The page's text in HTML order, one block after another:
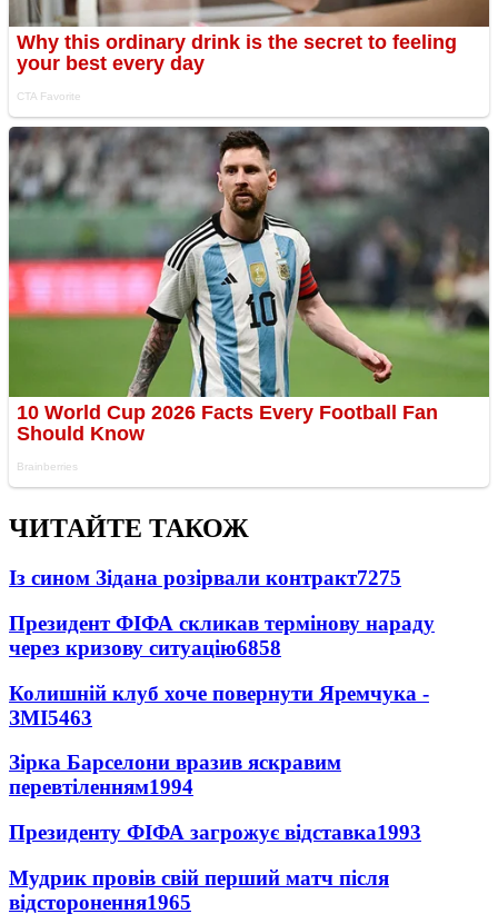
ЧИТАЙТЕ ТАКОЖ
Із сином Зідана розірвали контракт7275
Президент ФІФА скликав термінову нараду
через кризову ситуацію6858
Колишній клуб хоче повернути Яремчука -
ЗМІ5463
Зірка Барселони вразив яскравим
перевтіленням1994
Президенту ФІФА загрожує відставка1993
Мудрик провів свій перший матч після
відсторонення1965